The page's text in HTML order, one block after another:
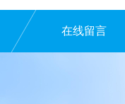
在线留言